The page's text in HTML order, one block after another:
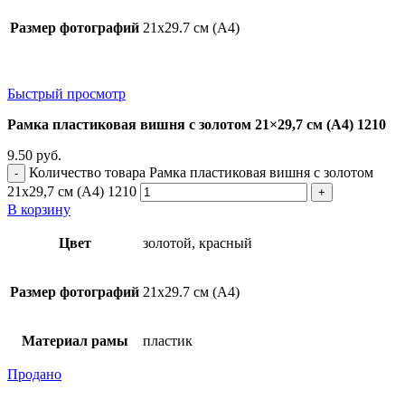
Размер фотографий 21х29.7 см (А4)
Быстрый просмотр
Рамка пластиковая вишня с золотом 21×29,7 см (А4) 1210
9.50 руб.
Количество товара Рамка пластиковая вишня с золотом
21x29,7 см (А4) 1210
В корзину
Цвет золотой, красный
Размер фотографий 21х29.7 см (А4)
Материал рамы пластик
Продано